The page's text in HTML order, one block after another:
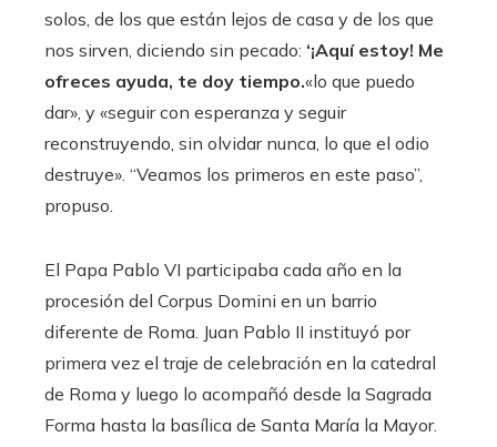
solos, de los que están lejos de casa y de los que
nos sirven, diciendo sin pecado: ‘¡Aquí estoy! Me
ofreces ayuda, te doy tiempo.«lo que puedo
dar», y «seguir con esperanza y seguir
reconstruyendo, sin olvidar nunca, lo que el odio
destruye». “Veamos los primeros en este paso”,
propuso.
El Papa Pablo VI participaba cada año en la
procesión del Corpus Domini en un barrio
diferente de Roma. Juan Pablo II instituyó por
primera vez el traje de celebración en la catedral
de Roma y luego lo acompañó desde la Sagrada
Forma hasta la basílica de Santa María la Mayor.